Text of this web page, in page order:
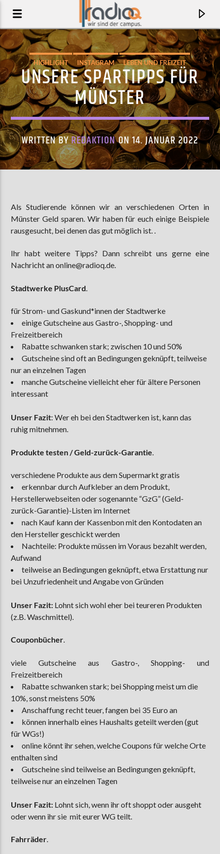
NEWSREADER
ALEX LAHEY
AKTUELLE SENDUNG
MOEBIUS
12:00 18:00
ZU HÖREN INMünster90,9 MHzSteinfurt103,9 MHz
HIGHLIGHT INSTAGRAM LEBEN UND FREIZEIT
MÜNSTER
UNSERE SPARTIPPS FÜR
MÜNSTER
WRITTEN BYREDAKTIONON 14. JANUAR 2022
Als Studierende können wir an verschiedenen Orten in
Münster Geld sparen. Wir haben für euch einige Beispiele
rausgesucht, bei denen das gut möglich ist. .
Ihr habt weitere Tipps? Dann schreibt uns gerne eine
Nachricht an online@radioq.de.
Stadtwerke PlusCard
für Strom- und Gaskund*innen der Stadtwerke
einige Gutscheine aus Gastro-, Shopping- und
Freizeitbereich
Rabatte schwanken stark; zwischen 10 und 50%
Gutscheine sind oft an Bedingungen geknüpft, teilweise
nur an einzelnen Tagen
manche Gutscheine vielleicht eher für ältere Personen
interessant
Unser Fazit: Wer eh bei den Stadtwerken ist, kann das
ruhig mitnehmen.
Produkte testen / Geld-zurück-Garantie
verschiedene Produkte aus dem Supermarkt gratis
erkennbar durch Aufkleber an dem Produkt,
Herstellerwebseiten oder sogenannte “GzG” (Geld-
zurück-Garantie)-Listen im Internet
nach Kauf kann der Kassenbon mit den Kontodaten an
den Hersteller geschickt werden
Nachteile: Produkte müssen im Voraus bezahlt werden,
Aufwand
teilweise an Bedingungen geknüpft, etwa Erstattung nur
bei Unzufriedenheit und Angabe von Gründen
Unser Fazit: Lohnt sich wohl eher bei teureren Produkten
(z.B. Waschmittel).
Couponbücher.
viele Gutscheine aus Gastro-, Shopping- und
Freizeitbereich
Rabatte schwanken stark; bei Shopping meist um die
10%, sonst meistens 50%
Anschaffung recht teuer, fangen bei 35 Euro an
können innerhalb eines Haushalts geteilt werden (gut
für WGs!)
online könnt ihr sehen, welche Coupons für welche Orte
enthalten sind
Gutscheine sind teilweise an Bedingungen geknüpft,
teilweise nur an einzelnen Tagen
Unser Fazit: Lohnt sich, wenn ihr oft shoppt oder ausgeht
oder wenn ihr sie mit eurer WG teilt.
Fahrräder.